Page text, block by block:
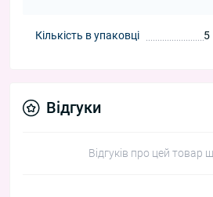
Кількість в упаковці 5
Відгуки
Відгуків про цей товар